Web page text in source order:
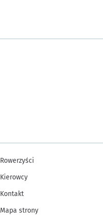
Rowerzyści
Kierowcy
Kontakt
Mapa strony